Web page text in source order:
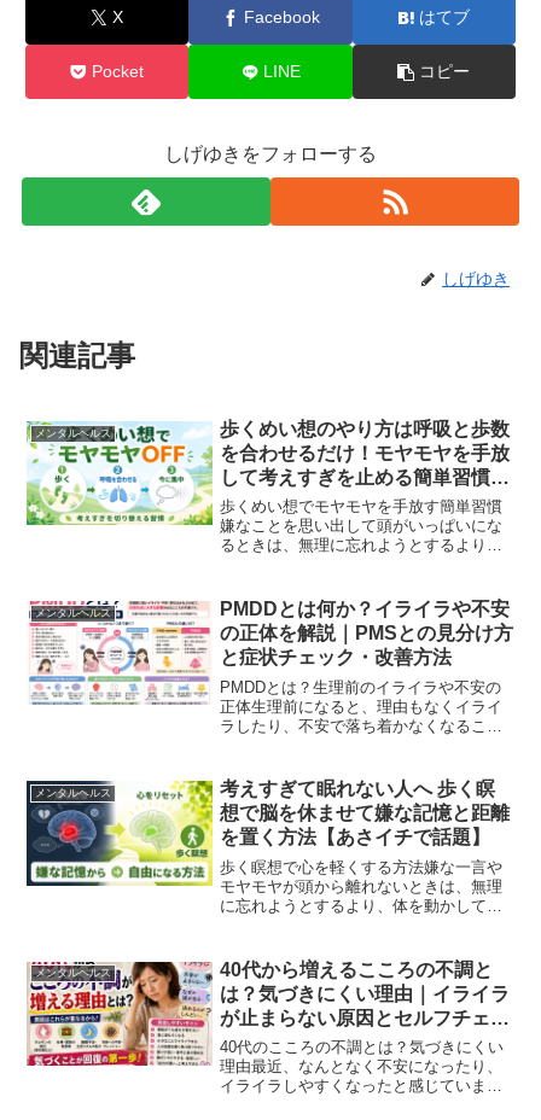
X Facebook はてブ
Pocket LINE コピー
しげゆきをフォローする
しげゆき
関連記事
メンタルヘルス
歩くめい想のやり方は呼吸と歩数
を合わせるだけ！モヤモヤを手放
して考えすぎを止める簡単習慣
【あさイチで話題】
歩くめい想でモヤモヤを手放す簡単習慣
嫌なことを思い出して頭がいっぱいにな
るときは、無理に忘れようとするより、
スッキリ忘れたい！)（2026年6月1日）』
でも取り上げら...
メンタルヘルス
PMDDとは何か？イライラや不安
の正体を解説｜PMSとの見分け方
と症状チェック・改善方法
PMDDとは？生理前のイライラや不安の
正体生理前になると、理由もなくイライ
ラしたり、不安で落ち着かなくなること
かもしれません。ホルモンの変化によっ
て感情が大きく揺れ、...
メンタルヘルス
考えすぎて眠れない人へ 歩く瞑
想で脳を休ませて嫌な記憶と距離
を置く方法【あさイチで話題】
歩く瞑想で心を軽くする方法嫌な一言や
モヤモヤが頭から離れないときは、無理
に忘れようとするより、体を動かして意
ら歩くことで、考えすぎた頭を休ませる
方法です。『あさイチ 嫌...
メンタルヘルス
40代から増えるこころの不調と
は？気づきにくい理由｜イライラ
が止まらない原因とセルフチェッ
ク・対処法
40代のこころの不調とは？気づきにくい
理由最近、なんとなく不安になったり、
イライラしやすくなったと感じていませ